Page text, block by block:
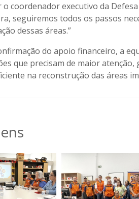
o coordenador executivo da
seguiremos todos os passos
dessas áreas.”
do apoio financeiro, a
que precisam de maior
na reconstrução das áreas